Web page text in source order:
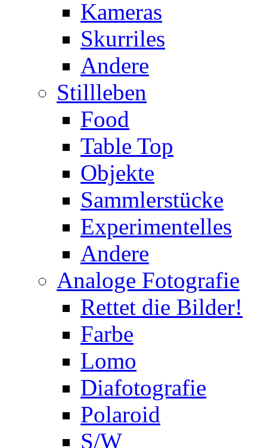
Kameras
Skurriles
Andere
Stillleben
Food
Table Top
Objekte
Sammlerstücke
Experimentelles
Andere
Analoge Fotografie
Rettet die Bilder!
Farbe
Lomo
Diafotografie
Polaroid
S/W